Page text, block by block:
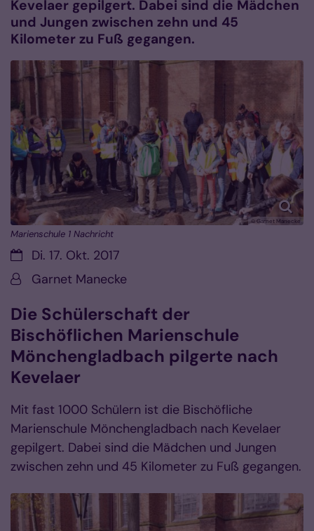
Kevelaer gepilgert. Dabei sind die Mädchen
und Jungen zwischen zehn und 45
Kilometer zu Fuß gegangen.
© Garnet Manecke
Marienschule 1 Nachricht
Datum:Di. 17. Okt. 2017
Von:Garnet Manecke
Die Schülerschaft der
Bischöflichen Marienschule
Mönchengladbach pilgerte nach
Kevelaer
Mit fast 1000 Schülern ist die Bischöfliche
Marienschule Mönchengladbach nach Kevelaer
gepilgert. Dabei sind die Mädchen und Jungen
zwischen zehn und 45 Kilometer zu Fuß gegangen.